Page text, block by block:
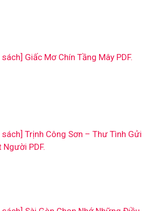
sách] Giấc Mơ Chín Tầng Mây PDF.
sách] Trịnh Công Sơn – Thư Tình Gửi
Người PDF.